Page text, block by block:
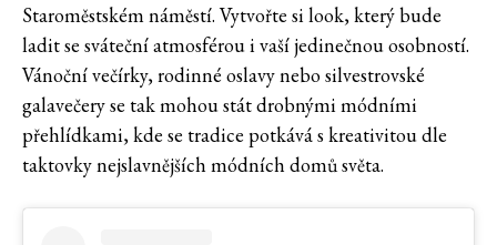
Staroměstském náměstí. Vytvořte si look, který bude
ladit se sváteční atmosférou i vaší jedinečnou osobností.
Vánoční večírky, rodinné oslavy nebo silvestrovské
galavečery se tak mohou stát drobnými módními
přehlídkami, kde se tradice potkává s kreativitou dle
taktovky nejslavnějších módních domů světa.